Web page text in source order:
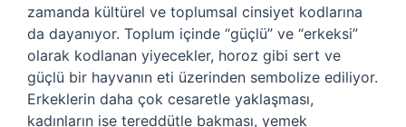
zamanda kültürel ve toplumsal cinsiyet kodlarına
da dayanıyor. Toplum içinde “güçlü” ve “erkeksi”
olarak kodlanan yiyecekler, horoz gibi sert ve
güçlü bir hayvanın eti üzerinden sembolize ediliyor.
Erkeklerin daha çok cesaretle yaklaşması,
kadınların ise tereddütle bakması, yemek